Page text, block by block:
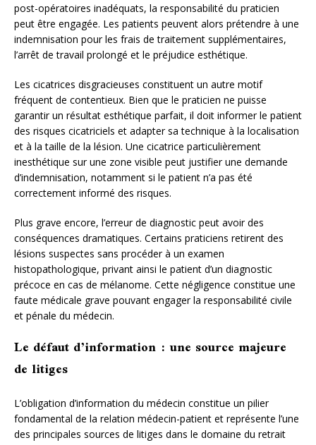
post-opératoires inadéquats, la responsabilité du praticien
peut être engagée. Les patients peuvent alors prétendre à une
indemnisation pour les frais de traitement supplémentaires,
l’arrêt de travail prolongé et le préjudice esthétique.
Les cicatrices disgracieuses constituent un autre motif
fréquent de contentieux. Bien que le praticien ne puisse
garantir un résultat esthétique parfait, il doit informer le patient
des risques cicatriciels et adapter sa technique à la localisation
et à la taille de la lésion. Une cicatrice particulièrement
inesthétique sur une zone visible peut justifier une demande
d’indemnisation, notamment si le patient n’a pas été
correctement informé des risques.
Plus grave encore, l’erreur de diagnostic peut avoir des
conséquences dramatiques. Certains praticiens retirent des
lésions suspectes sans procéder à un examen
histopathologique, privant ainsi le patient d’un diagnostic
précoce en cas de mélanome. Cette négligence constitue une
faute médicale grave pouvant engager la responsabilité civile
et pénale du médecin.
Le défaut d’information : une source majeure
de litiges
L’obligation d’information du médecin constitue un pilier
fondamental de la relation médecin-patient et représente l’une
des principales sources de litiges dans le domaine du retrait